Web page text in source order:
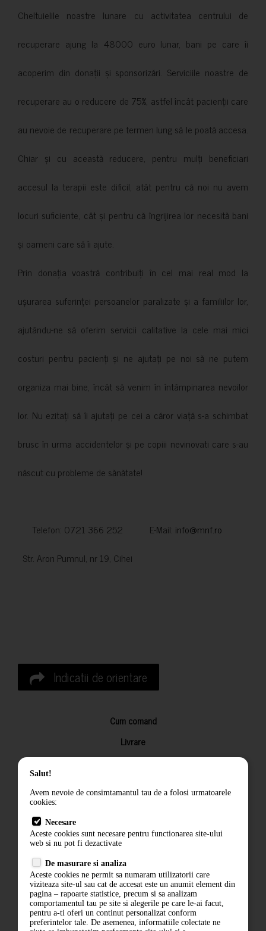
Cheltuielile noastre lunare cu activitatea centrului de
recuperare ajung la 48000 euro lunar, bani pe care îi
acoperim din donații și sponsorizări. Serviciile noastre de
recuperare au o reducere de 75%, astfel încât pacienții care
au nevoie de recuperare pe termen lung să le poată accesa.
Chiar și cu această reducere, pentru mulți beneficiari
accesul la terapii este dificil, atât pentru că noi nu avem
locuri suficiente, cât și pentru că îngrijirea lor necesită bani
și oameni care să îi ajute.
Prin donația voastră contribuiți în cel mai real mod la
ușurarea suferinței persoanelor paralizate și a familiilor lor,
ajutându-ne să oferim servicii calitative la cele mai mici
costuri pentru pacienți și ne ajutați pe noi să ne putem
organiza mai bine, încât să venim în întâmpinarea nevoilor
lor. Nu ezitați să îi ajutați pe cei a căror viață s-a schimbat
brusc în urma accidentelor și pe copiii nevinovati care s-au
născut cu probleme de sănătate!
Telefon: 0721 366 252 E-Mail: info@mnf.ro
Str. Aron Pumnul, nr 19, Cihei
Indicatii de orientare
Cum comand
Livrare
Returnarea produselor
Termeni si conditii
Politica de confidentialitate
ANPC
Salut!
Avem nevoie de consimtamantul tau de a folosi urmatoarele
cookies:
Necesare
Aceste cookies sunt necesare pentru functionarea site-ului
web si nu pot fi dezactivate
De masurare si analiza
Aceste cookies ne permit sa numaram utilizatorii care
viziteaza site-ul sau cat de accesat este un anumit element din
pagina – rapoarte statistice, precum si sa analizam
comportamentul tau pe site si alegerile pe care le-ai facut,
pentru a-ti oferi un continut personalizat conform
preferintelor tale. De asemenea, informatiile colectate ne